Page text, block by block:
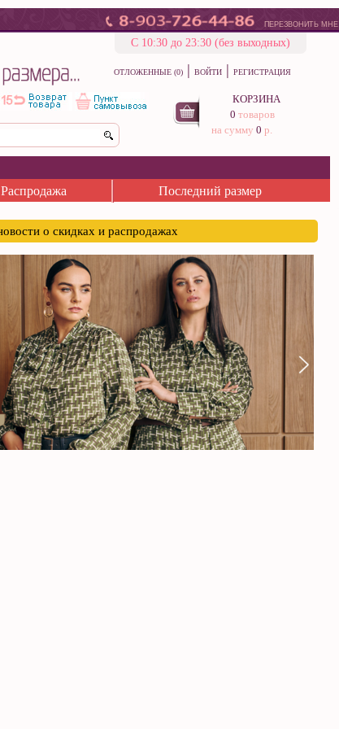
ПЕРЕЗВОНИТЬ МНЕ
С 10:30 до 23:30 (без выходных)
ОТЛОЖЕННЫЕ (0) | ВОЙТИ | РЕГИСТРАЦИЯ
КОРЗИНА
0 товаров
на сумму 0 р.
Распродажа Последний размер
о скидках и распродажах